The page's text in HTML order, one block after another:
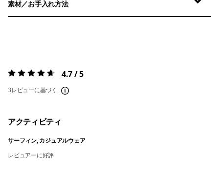
素材／お手入れ方法
評価:4.7 / 5 4.7 / 5
3レビューに基づく
アクティビティ
サーフィン, カジュアルウェア
レビュアーに好評